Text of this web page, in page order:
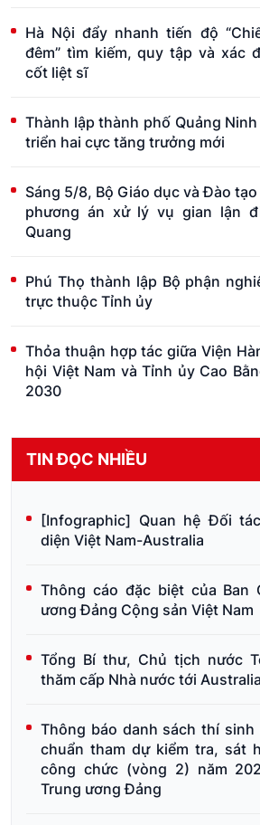
Hà Nội đẩy nhanh tiến độ
đêm” tìm kiếm, quy tập và xác
cốt liệt sĩ
Thành lập thành phố Quảng
triển hai cực tăng trưởng mới
Sáng 5/8, Bộ Giáo dục và Đào
phương án xử lý vụ gian lận
Quang
Phú Thọ thành lập Bộ phận
trực thuộc Tỉnh ủy
Thỏa thuận hợp tác giữa Viện
hội Việt Nam và Tỉnh ủy Cao
2030
TIN ĐỌC NHIỀU
[Infographic] Quan hệ Đối
diện Việt Nam-Australia
Thông cáo đặc biệt của Ban
ương Đảng Cộng sản Việt Nam
Tổng Bí thư, Chủ tịch nước
thăm cấp Nhà nước tới
Thông báo danh sách thí
chuẩn tham dự kiểm tra, sát
công chức (vòng 2) năm
Trung ương Đảng